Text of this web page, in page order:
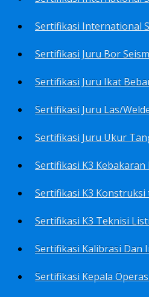
Sertifikasi Juru Ikat
Sertifikasi Juru Las/
Sertifikasi K3 Kebakaran
Sertifikasi K3 Konstruksi
Sertifikasi K3 Teknisi
Sertifikasi Kalibrasi Dan